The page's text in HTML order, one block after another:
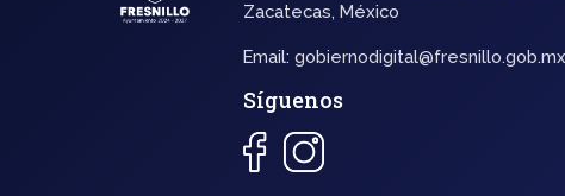
Zacatecas, México
Email:gobiernodigital@fresnillo.gob.mx
Síguenos